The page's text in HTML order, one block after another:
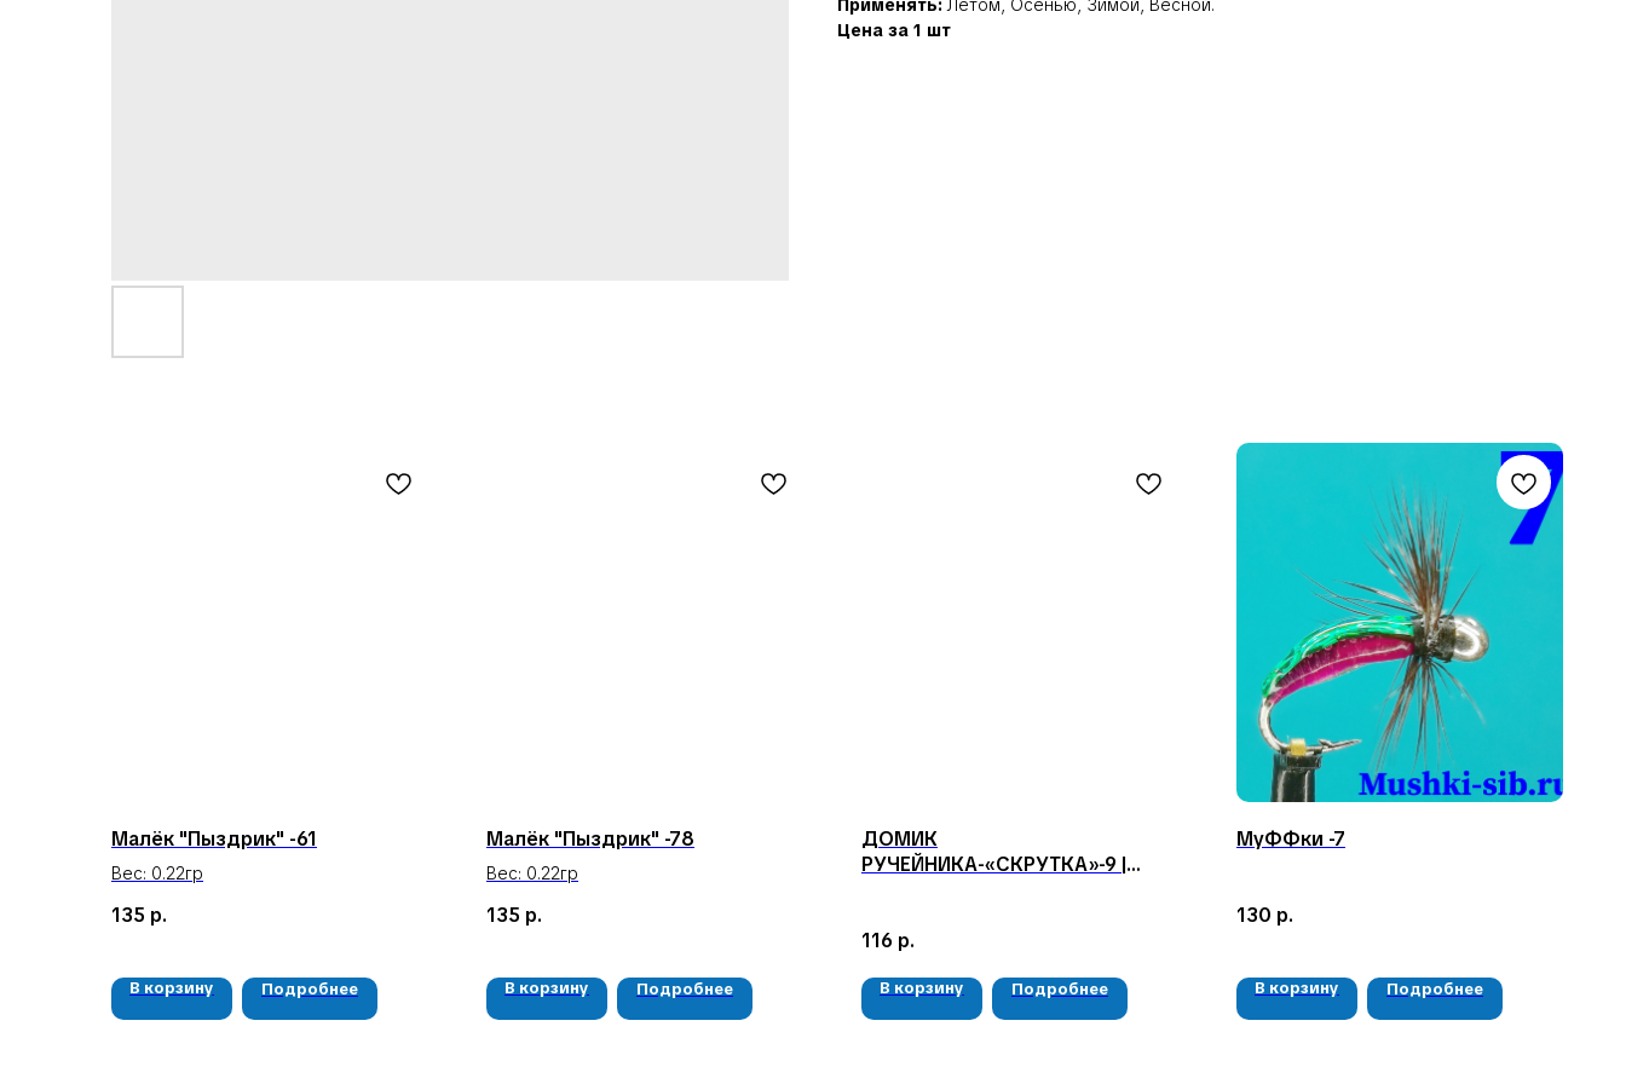
Применять:Летом, Осенью, Зимой, Весной.
Цена за 1 шт
Малёк "Пыздрик" -61
Вес: 0.22гр
135 р.
В корзину Подробнее
Малёк "Пыздрик" -78
Вес: 0.22гр
135 р.
В корзину Подробнее
ДОМИК
РУЧЕЙНИКА-«СКРУТКА»-9 |
116 р.
В корзину Подробнее
МуФФки -7
130 р.
В корзину Подробнее